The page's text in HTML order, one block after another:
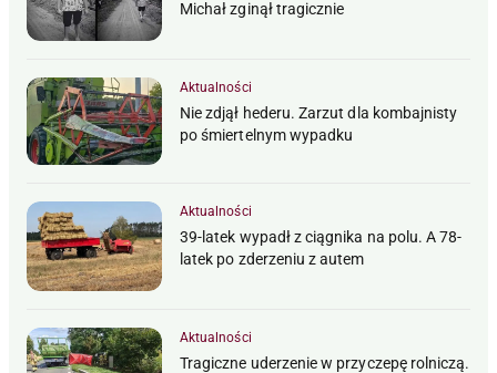
Michał zginął tragicznie
Aktualności
Nie zdjął hederu. Zarzut dla kombajnisty
po śmiertelnym wypadku
Aktualności
39-latek wypadł z ciągnika na polu. A 78-
latek po zderzeniu z autem
Aktualności
Tragiczne uderzenie w przyczepę rolniczą.